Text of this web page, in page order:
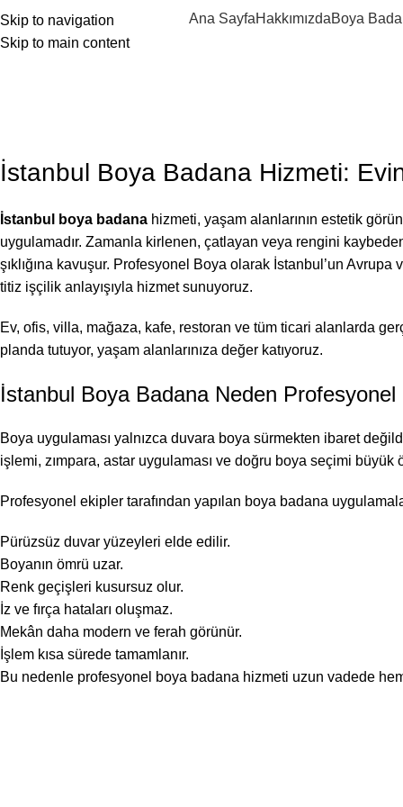
Skip to navigation
Skip to main content
Ana SayfaHakkımızdaBoya
sitemize hoşgeldiniz ..
İstanbul Boya Badana Hizmeti:
İstanbul boya badana hizmeti, yaşam alanlarının estetik
uygulamadır. Zamanla kirlenen, çatlayan veya rengini
şıklığına kavuşur. Profesyonel Boya olarak İstanbul’un
titiz işçilik anlayışıyla hizmet sunuyoruz.
Ev, ofis, villa, mağaza, kafe, restoran ve tüm ticari alanlarda
planda tutuyor, yaşam alanlarınıza değer katıyoruz.
İstanbul Boya Badana Neden Profesyonel
Boya uygulaması yalnızca duvara boya sürmekten ibaret
işlemi, zımpara, astar uygulaması ve doğru boya seçimi büyük
Profesyonel ekipler tarafından yapılan boya badana
Pürüzsüz duvar yüzeyleri elde edilir.
Boyanın ömrü uzar.
Renk geçişleri kusursuz olur.
İz ve fırça hataları oluşmaz.
Mekân daha modern ve ferah görünür.
İşlem kısa sürede tamamlanır.
Bu nedenle profesyonel boya badana hizmeti uzun vadede